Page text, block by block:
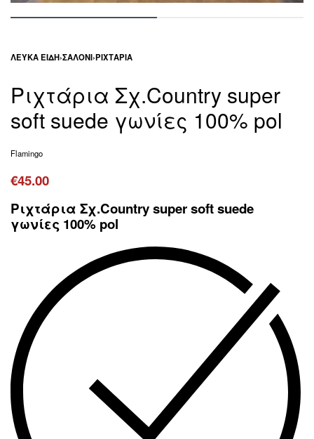
ΛΕΥΚΆ ΕΊΔΗ›ΣΑΛΌΝΙ›ΡΙΧΤΆΡΙΑ
Ριχτάρια Σχ.Country super
soft suede γωνίες 100% pol
Flamingo
€45.00
Ριχτάρια Σχ.Country super soft suede
γωνίες 100% pol